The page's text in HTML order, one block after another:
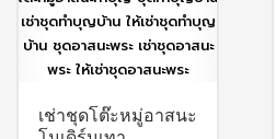
เช่าชุดโต๊ะหมู่อาสนะ